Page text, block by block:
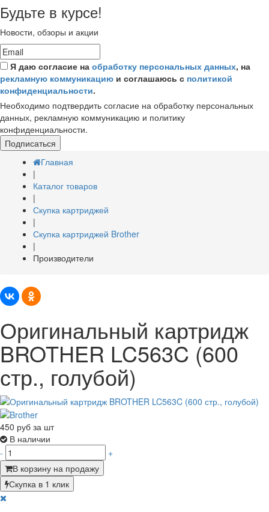
Будьте в курсе!
Новости, обзоры и акции
Я даю согласие на обработку персональных данных, на
рекламную коммуникацию и соглашаюсь с политикой
конфиденциальности.
Необходимо подтвердить согласие на обработку персональных
данных, рекламную коммуникацию и политику
конфиденциальности.
Подписаться
Главная
|
Каталог товаров
|
Скупка картриджей
|
Скупка картриджей Brother
|
Производители
Оригинальный картридж
BROTHER LC563C (600
стр., голубой)
450 руб за шт
В наличии
-
+
В корзину на продажу
Скупка в 1 клик